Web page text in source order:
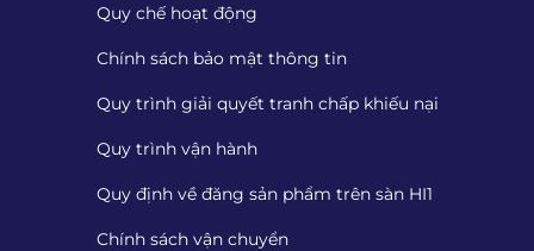
Quy chế hoạt động
Chính sách bảo mật thông tin
Quy trình giải quyết tranh chấp khiếu nại
Quy trình vận hành
Quy định về đăng sản phẩm trên sàn HI1
Chính sách vận chuyển